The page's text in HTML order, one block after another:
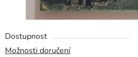
Dostupnost
Možnosti doručení